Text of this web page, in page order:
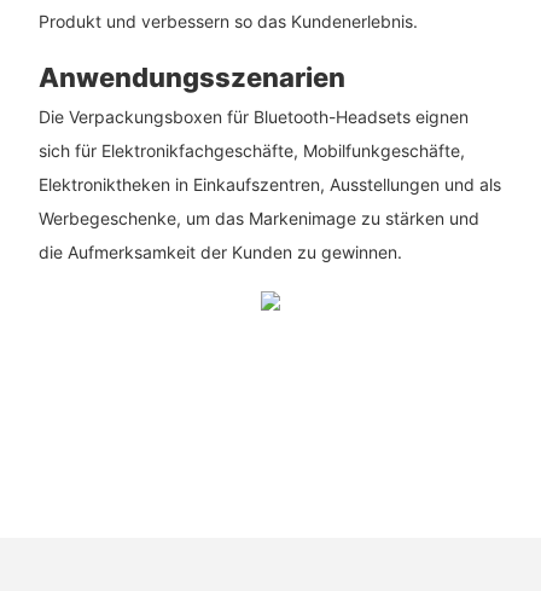
Produkt und verbessern so das Kundenerlebnis.
Anwendungsszenarien
Die Verpackungsboxen für Bluetooth-Headsets eignen
sich für Elektronikfachgeschäfte, Mobilfunkgeschäfte,
Elektroniktheken in Einkaufszentren, Ausstellungen und als
Werbegeschenke, um das Markenimage zu stärken und
die Aufmerksamkeit der Kunden zu gewinnen.